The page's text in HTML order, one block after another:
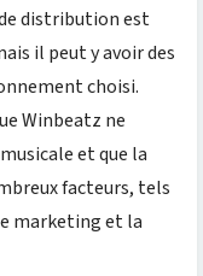
distribution est
il peut y avoir des
choisi.
Winbeatz ne
et que la
facteurs, tels
marketing et la